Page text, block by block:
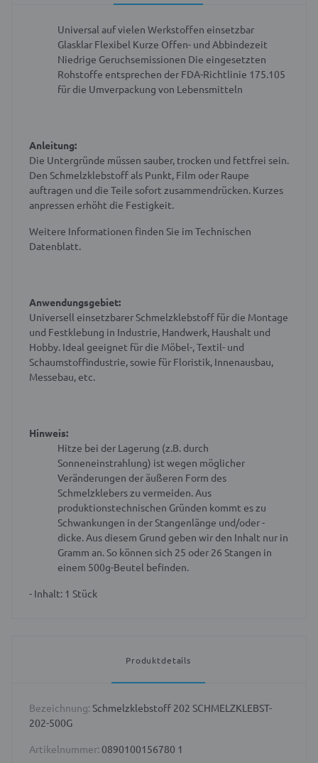
Universal auf vielen Werkstoffen einsetzbar
Glasklar Flexibel Kurze Offen- und Abbindezeit
Niedrige Geruchsemissionen Die eingesetzten
Rohstoffe entsprechen der FDA-Richtlinie 175.105
für die Umverpackung von Lebensmitteln
Anleitung:
Die Untergründe müssen sauber, trocken und fettfrei sein.
Den Schmelzklebstoff als Punkt, Film oder Raupe
auftragen und die Teile sofort zusammendrücken. Kurzes
anpressen erhöht die Festigkeit.
Weitere Informationen finden Sie im Technischen
Datenblatt.
Anwendungsgebiet:
Universell einsetzbarer Schmelzklebstoff für die Montage
und Festklebung in Industrie, Handwerk, Haushalt und
Hobby. Ideal geeignet für die Möbel-, Textil- und
Schaumstoffindustrie, sowie für Floristik, Innenausbau,
Messebau, etc.
Hinweis:
Hitze bei der Lagerung (z.B. durch
Sonneneinstrahlung) ist wegen möglicher
Veränderungen der äußeren Form des
Schmelzklebers zu vermeiden.Aus
produktionstechnischen Gründen kommt es zu
Schwankungen in der Stangenlänge und/oder -
dicke. Aus diesem Grund geben wir den Inhalt nur in
Gramm an. So können sich 25 oder 26 Stangen in
einem 500g-Beutel befinden.
- Inhalt: 1 Stück
Produktdetails
Bezeichnung: Schmelzklebstoff 202 SCHMELZKLEBST-
202-500G
Artikelnummer: 0890100156780 1